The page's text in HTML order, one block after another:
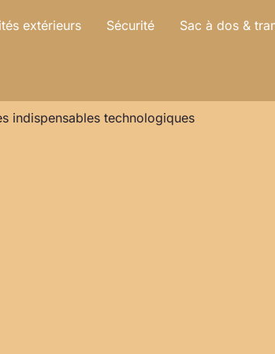
extérieurs Sécurité Sac à dos &
indispensables technologiques